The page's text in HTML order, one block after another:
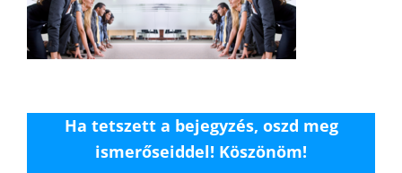
Ha tetszett a bejegyzés, oszd meg
ismerőseiddel! Köszönöm!